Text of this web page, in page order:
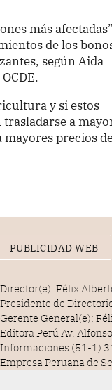
más
de los
según Aida
y si estos
a
precios
PUBLICIDAD WEB
Director(e): Félix
Presidente de
Gerente General(e):
Editora Perú Av.
Informaciones (51-1)
Empresa Peruana de